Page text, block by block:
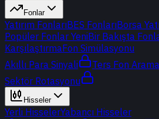
Fonlar
Yatırım FonlarıBES FonlarıBorsa
Popüler Fonlar YeniBir Bakışta
KarşılaştırmaFon Simülasyonu
Akıllı Para Sinyali
Ters Fon Arama
Sektör Rotasyonu
Hisseler
Yerli HisselerYabancı Hisseler